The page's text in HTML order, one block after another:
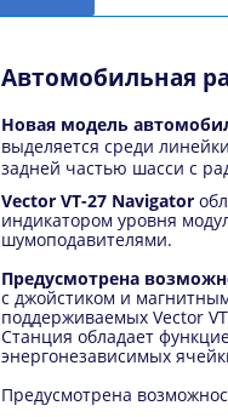
Автомобильная
Новая модель
выделяется среди
задней частью шасси с
Vector VT-27 Navigator
индикатором уровня
шумоподавителями.
Предусмотрена
с джойстиком и
поддерживаемых Vector
Станция обладает
энергонезависимых
Предусмотрена